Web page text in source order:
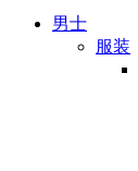
男士
服装